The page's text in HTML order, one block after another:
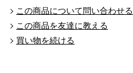
この商品について問い合わせる
この商品を友達に教える
買い物を続ける